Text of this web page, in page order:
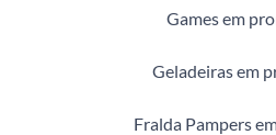
Games em
Geladeiras em
Fralda Pampers